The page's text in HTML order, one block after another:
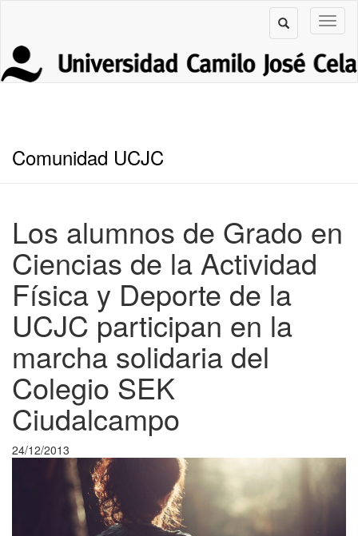
Comunidad UCJC
Los alumnos de Grado en
Ciencias de la Actividad
Física y Deporte de la
UCJC participan en la
marcha solidaria del
Colegio SEK
Ciudalcampo
24/12/2013